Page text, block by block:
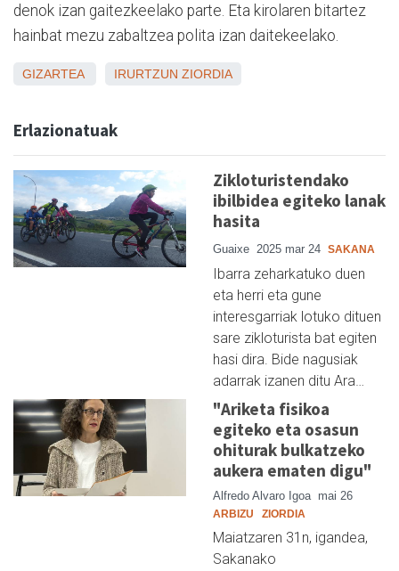
denok izan gaitezkeelako parte. Eta kirolaren bitartez
hainbat mezu zabaltzea polita izan daitekeelako.
GIZARTEA IRURTZUN ZIORDIA
Erlazionatuak
Zikloturistendako
ibilbidea egiteko lanak
hasita
Guaixe 2025 mar 24 SAKANA
Ibarra zeharkatuko duen
eta herri eta gune
interesgarriak lotuko dituen
sare zikloturista bat egiten
hasi dira. Bide nagusiak
adarrak izanen ditu Ara…
"Ariketa fisikoa
egiteko eta osasun
ohiturak bulkatzeko
aukera ematen digu"
Alfredo Alvaro Igoa mai 26
ARBIZU ZIORDIA
Maiatzaren 31n, igandea,
Sakanako